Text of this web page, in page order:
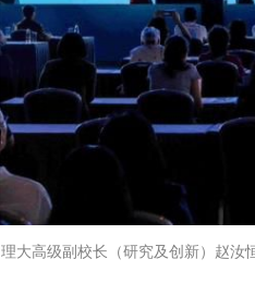
理大高级副校长（研究及创新）赵汝